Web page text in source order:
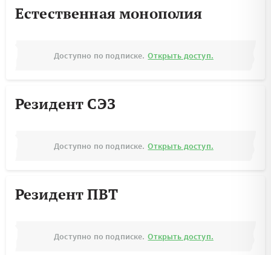
Естественная монополия
Доступно по подписке. Открыть доступ.
Резидент СЭЗ
Доступно по подписке. Открыть доступ.
Резидент ПВТ
Доступно по подписке. Открыть доступ.